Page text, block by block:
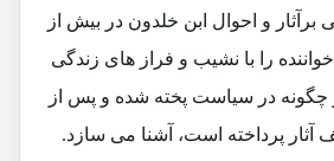
و احوال ابن خلدون در بیش از
را با نشیب و فراز های زندگی
چگونه در سیاست پخته شده و پس از
آثار پرداخته است، آشنا می سازد.